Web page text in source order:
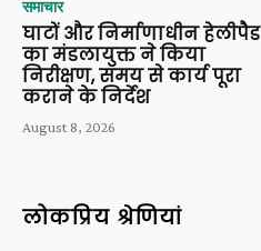
समाचार
घाटों और निर्माणाधीन हेलीपैड
का मंडलायुक्त ने किया
निरीक्षण, समय से कार्य पूरा
कराने के निर्देश
August 8, 2026
लोकप्रिय श्रेणियां